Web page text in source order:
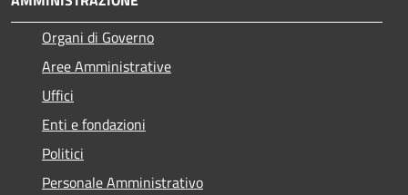
Organi di Governo
Aree Amministrative
Uffici
Enti e fondazioni
Politici
Personale Amministrativo